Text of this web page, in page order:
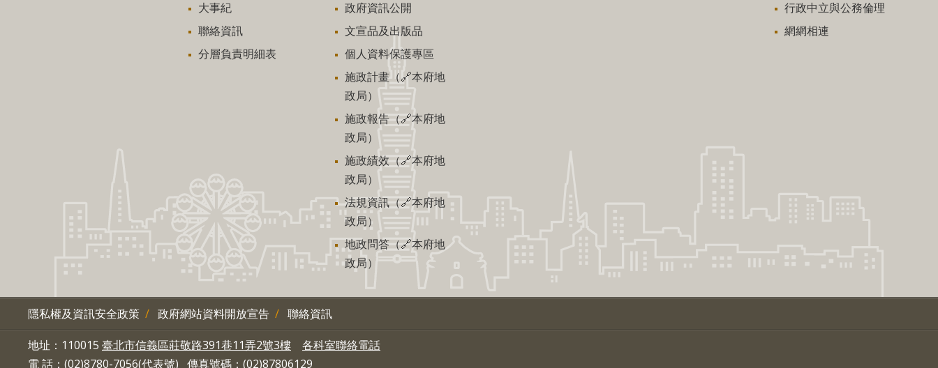
大事紀
聯絡資訊
分層負責明細表
政府資訊公開
文宣品及出版品
個人資料保護專區
施政計畫（🔗本府地
政局）
施政報告（🔗本府地
政局）
施政績效（🔗本府地
政局）
法規資訊（🔗本府地
政局）
地政問答（🔗本府地
政局）
行政中立與公務倫理
網網相連
隱私權及資訊安全政策 政府網站資料開放宣告 聯絡資訊
地址：110015 臺北市信義區莊敬路391巷11弄2號3樓
各科室聯絡電話
電 話：(02)8780-7056(代表號) 傳真號碼：(02)87806129